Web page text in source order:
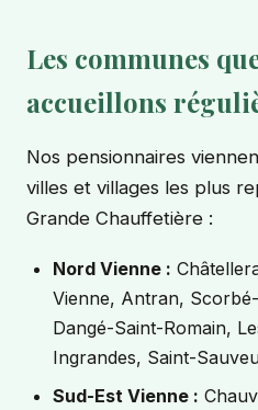
Les communes
accueillons
Nos pensionnaires
villes et villages les plus
Grande Chauffetière :
Nord Vienne :
Vienne, Antran,
Dangé-Saint-Romain,
Ingrandes, Saint-
Sud-Est Vienne :